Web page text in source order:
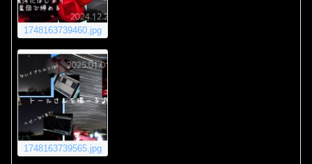
1748163739460.jpg
1748163739565.jpg